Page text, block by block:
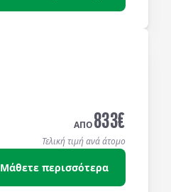
ΑΠΟ833€
Τελική τιμή ανά άτομο
Μάθετε περισσότερα